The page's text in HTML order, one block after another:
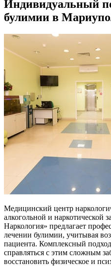
Индивидуальный
булимии в
Медицинский центр
алкогольной и наркотической
Наркология» предлагает
лечении булимии, учитывая
пациента. Комплексный
справляться с этим сложным
восстановить физическое и